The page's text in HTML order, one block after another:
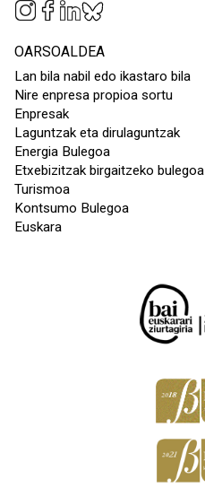
OARSOALDEA
Lan bila nabil edo ikastaro bila
Nire enpresa propioa sortu
Enpresak
Laguntzak eta dirulaguntzak
Energia Bulegoa
Etxebizitzak birgaitzeko bulegoa
Turismoa
Kontsumo Bulegoa
Euskara